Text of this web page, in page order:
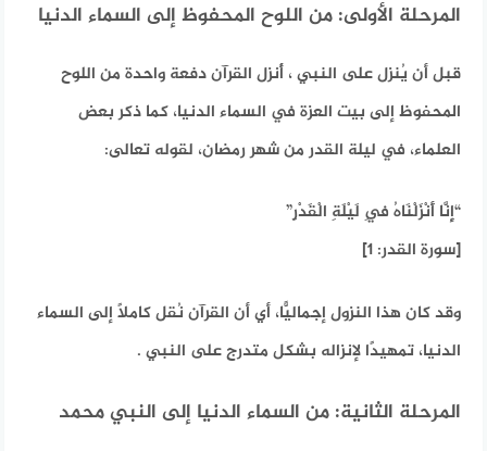
المرحلة الأولى: من اللوح المحفوظ إلى السماء الدنيا
قبل أن يُنزل على النبي ، أُنزل القرآن دفعة واحدة من اللوح
المحفوظ إلى بيت العزة في السماء الدنيا، كما ذكر بعض
العلماء، في ليلة القدر من شهر رمضان، لقوله تعالى:
“إِنَّا أَنْزَلْنَاهُ فِي لَيْلَةِ الْقَدْرِ”
[سورة القدر: 1]
وقد كان هذا النزول إجماليًّا، أي أن القرآن نُقل كاملاً إلى السماء
الدنيا، تمهيدًا لإنزاله بشكل متدرج على النبي .
المرحلة الثانية: من السماء الدنيا إلى النبي محمد